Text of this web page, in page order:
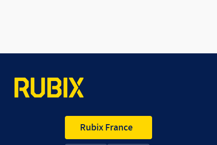
Nos offres
Candidature spontanée
Rubix France